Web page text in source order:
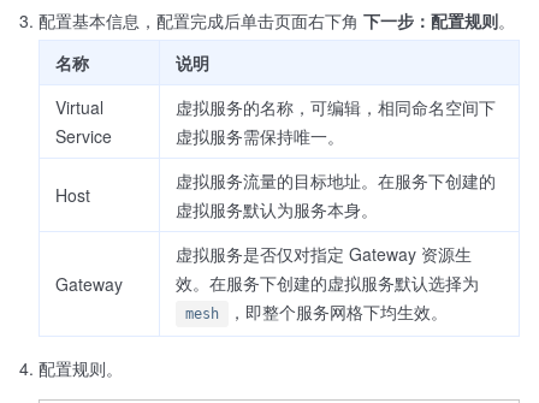
配置基本信息，配置完成后单击页面右下角 下一步：配置规则。
名称
说明
Virtual
Service
虚拟服务的名称，可编辑，相同命名空间下
虚拟服务需保持唯一。
Host
虚拟服务流量的目标地址。在服务下创建的
虚拟服务默认为服务本身。
Gateway
虚拟服务是否仅对指定 Gateway 资源生
效。在服务下创建的虚拟服务默认选择为
mesh ，即整个服务网格下均生效。
配置规则。